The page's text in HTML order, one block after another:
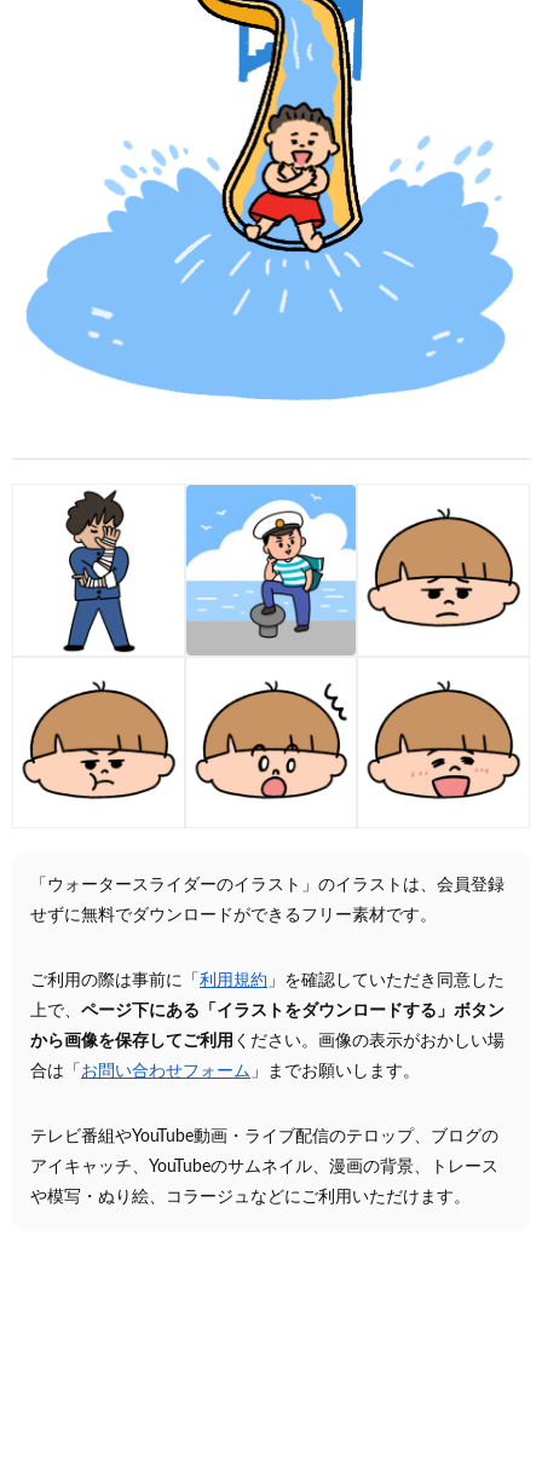
「ウォータースライダーのイラスト」のイラストは、会員登録
せずに無料でダウンロードができるフリー素材です。
ご利用の際は事前に「 利用規約 」を確認していただき同意した
上で、 ページ下にある「イラストをダウンロードする」ボタン
から画像を保存してご利用 ください。画像の表示がおかしい場
合は「 お問い合わせフォーム 」までお願いします。
テレビ番組やYouTube動画・ライブ配信のテロップ、ブログの
アイキャッチ、YouTubeのサムネイル、漫画の背景、トレース
や模写・ぬり絵、コラージュなどにご利用いただけます。